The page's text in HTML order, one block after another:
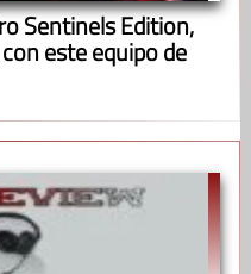
Sentinels Edition,
este equipo de